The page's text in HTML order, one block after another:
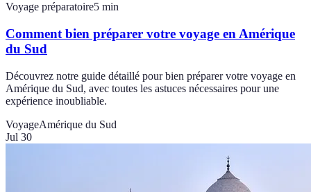
Voyage préparatoire5 min
Comment bien préparer votre voyage en Amérique
du Sud
Découvrez notre guide détaillé pour bien préparer votre voyage en
Amérique du Sud, avec toutes les astuces nécessaires pour une
expérience inoubliable.
VoyageAmérique du Sud
Jul 30